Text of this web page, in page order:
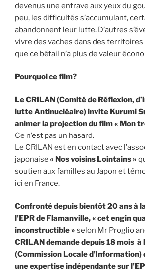
devenus une entrave aux yeux du
peu, les difficultés s’accumulant,
abandonnent leur lutte. D’autres
vivre des vaches dans des
que ce bétail n’a plus de valeur
Pourquoi ce film?
LeCRILAN (Comitéde Réflexion,
lutteAntinucléaire)invite Kurumi
animer la projectiondufilm« Mon
Ce n’est pas un hasard.
Le CRILAN est en contact avec
japonaise « Nosvoisins Lointains »
soutien aux familles au Japon et
ici en France.
Confronté depuis bientôt 20 ans à
l’EPR de Flamanville, « cet engin
inconstructible » selon Mr Proglio
CRILAN demande depuis 18 mois à
(Commission Locale d’Information)
une expertise indépendante sur